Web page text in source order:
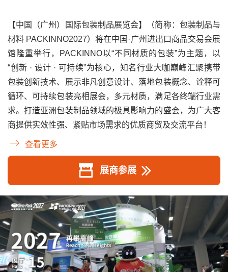
【中国（广州）国际包装制品展览会】（简称：包装制品与
材料 PACKINNO2027）将在中国·广州进出口商品交易会展
馆隆重举行，PACKINNO以“不同材质的包装”为主题，以
“创新 · 设计 · 可持续”为核心，知名行业大咖巅峰汇聚携带
包装创新技术、展示非凡创意设计、落地包装概念、诠释可
循环、可持续包装亮相展会，多元材质，满足各终端行业需
求。打造亚洲包装制品领域的极具影响力的盛会，为广大客
商提供实效性强、紧贴市场需求的优质商贸及交流平台！
查看更多
展商参展